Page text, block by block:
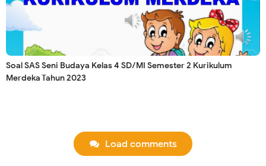
Soal SAS Seni Budaya Kelas 4 SD/MI Semester 2 Kurikulum
Merdeka Tahun 2023
Load comments